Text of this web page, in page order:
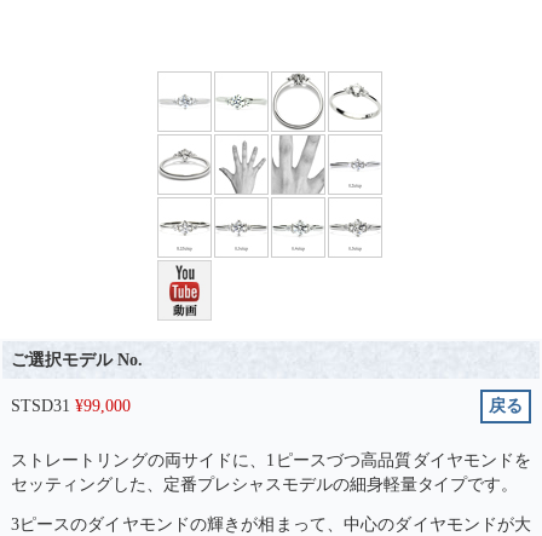
ご選択モデル No.
STSD31 ¥99,000 戻る
ストレートリングの両サイドに、1ピースづつ高品質ダイヤモンドを
セッティングした、定番プレシャスモデルの細身軽量タイプです。
3ピースのダイヤモンドの輝きが相まって、中心のダイヤモンドが大